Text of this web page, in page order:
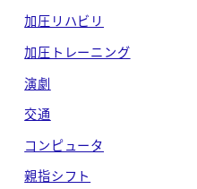
加圧リハビリ
加圧トレーニング
演劇
交通
コンピュータ
親指シフト